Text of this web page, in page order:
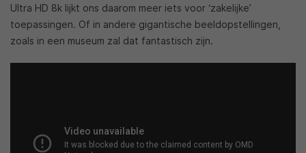
Ultra HD 8k lijkt ons daarom meer iets voor ‘zakelijke’
toepassingen. Of in andere gigantische beeldopstellingen,
zoals in een museum zal dat fantastisch zijn.